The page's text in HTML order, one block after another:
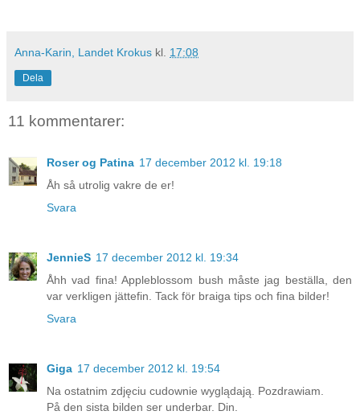
Anna-Karin, Landet Krokus kl. 17:08
Dela
11 kommentarer:
Roser og Patina 17 december 2012 kl. 19:18
Åh så utrolig vakre de er!
Svara
JennieS 17 december 2012 kl. 19:34
Åhh vad fina! Appleblossom bush måste jag beställa, den
var verkligen jättefin. Tack för braiga tips och fina bilder!
Svara
Giga 17 december 2012 kl. 19:54
Na ostatnim zdjęciu cudownie wyglądają. Pozdrawiam.
På den sista bilden ser underbar. Din.